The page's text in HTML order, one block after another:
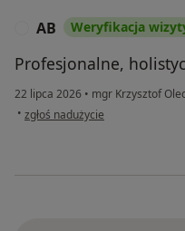
AB Weryfikacja
Profesjonalne,
22 lipca 2026 • mgr Krzysztof
• w opinii użytkownika AB
zgłoś nadużycie